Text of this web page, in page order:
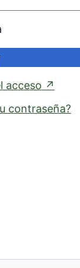
acceso ↗
contraseña?